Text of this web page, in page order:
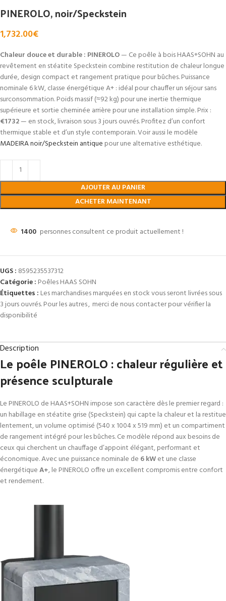
PINEROLO, noir/Speckstein
1,732.00€
Chaleur douce et durable : PINEROLO— Ce poêle à bois HAAS+SOHN au
revêtement en stéatite Speckstein combine restitution de chaleur longue
durée, design compact et rangement pratique pour bûches. Puissance
nominale 6 kW, classe énergétique A+ : idéal pour chauffer un séjour sans
surconsommation. Poids massif (≈92 kg) pour une inertie thermique
supérieure et sortie cheminée arrière pour une installation simple. Prix :
€1732— en stock, livraison sous 3 jours ouvrés. Profitez d’un confort
thermique stable et d’un style contemporain. Voir aussi le modèle
MADEIRA noir/Speckstein antique pour une alternative esthétique.
AJOUTER AU PANIER
ACHETER MAINTENANT
1400 personnes consultent ce produit actuellement !
UGS : 8595235537312
Catégorie : Poêles HAAS SOHN
Étiquettes : Les marchandises marquées en stock vous seront livrées sous
3 jours ouvrés. Pour les autres, merci de nous contacter pour vérifier la
disponibilité
Description
Le poêle PINEROLO : chaleur régulière et
présence sculpturale
Le PINEROLO de HAAS+SOHN impose son caractère dès le premier regard :
un habillage en stéatite grise (Speckstein) qui capte la chaleur et la restitue
lentement, un volume optimisé (540 x 1004 x 519 mm) et un compartiment
de rangement intégré pour les bûches. Ce modèle répond aux besoins de
ceux qui cherchent un chauffage d’appoint élégant, performant et
économique. Avec une puissance nominale de 6 kWet une classe
énergétiqueA+, le PINEROLO offre un excellent compromis entre confort
et rendement.